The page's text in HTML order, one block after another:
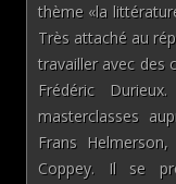
thème «la
Très attaché au
travailler avec des
Frédéric
masterclasses
Frans
Coppey. Il se